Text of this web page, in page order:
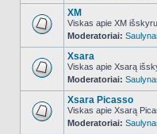
NO_UNREAD_POSTS
XM
Viskas apie XM
Moderatoriai:
NO_UNREAD_POSTS
Xsara
Viskas apie Xsarą
Moderatoriai:
NO_UNREAD_POSTS
Xsara Picasso
Viskas apie Xsarą
Moderatoriai: